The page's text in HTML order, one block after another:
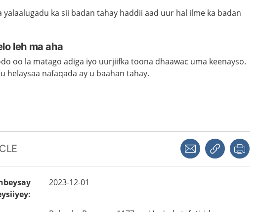
yalaalugadu ka sii badan tahay haddii aad uur hal ilme ka badan
leh ma aha
oo la matago adiga iyo uurjiifka toona dhaawac uma keenayso.
helaysaa nafaqada ay u baahan tahay.
Share with a friend
Copy link
:
2023-12-01